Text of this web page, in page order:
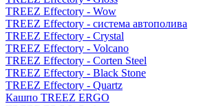
TREEZ Effectory - Wow
TREEZ Effectory - система автополива
TREEZ Effectory - Crystal
TREEZ Effectory - Volcano
TREEZ Effectory - Corten Steel
TREEZ Effectory - Black Stone
TREEZ Effectory - Quartz
Кашпо TREEZ ERGO